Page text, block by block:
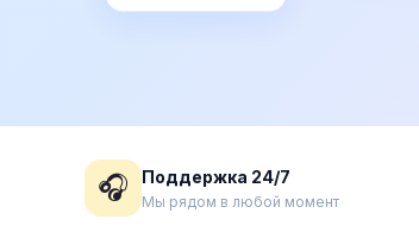
🎧 Поддержка 24/7
Мы рядом в любой момент